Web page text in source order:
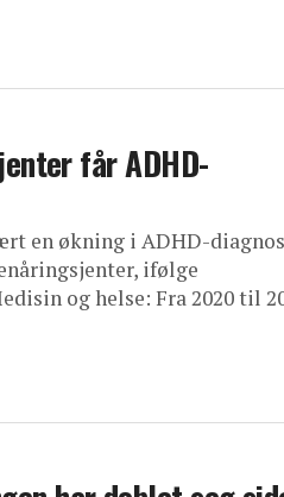
får ADHD-
en økning i ADHD-
ifølge
og helse: Fra 2020 til